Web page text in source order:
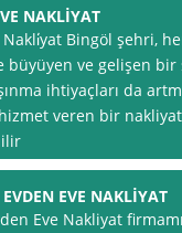
NAKLİYAT
Nakli̇yat Bingöl şehri,
büyüyen ve gelişen
ihtiyaçları da
veren bir
EVE NAKLİYAT
Eve Nakliyat